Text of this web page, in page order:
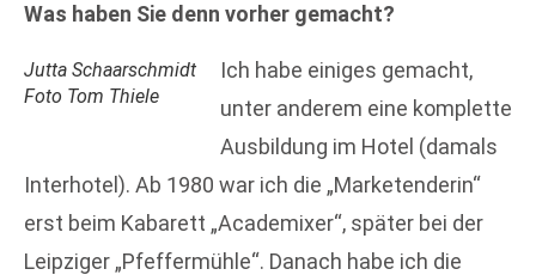
Was haben Sie denn vorher gemacht?
Jutta Schaarschmidt
Foto Tom Thiele
Ich habe einiges gemacht,
unter anderem eine komplette
Ausbildung im Hotel (damals
Interhotel). Ab 1980 war ich die „Marketenderin“
erst beim Kabarett „Academixer“, später bei der
Leipziger „Pfeffermühle“. Danach habe ich die